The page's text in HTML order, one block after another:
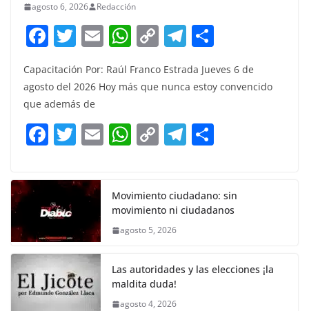
agosto 6, 2026 Redacción
F
a
c
e
b
o
k
T
itt
er
E
m
ai
W
at
A
p
C
p
Li
n
T
el
e
a
m
ar
e
Capacitación Por: Raúl Franco Estrada Jueves 6 de
agosto del 2026 Hoy más que nunca estoy convencido
que además de
F
c
e
b
o
o
k
T
itt
er
E W
s
A
p
C
y
Li
k
T
gr
a
e
Movimiento ciudadano: sin
movimiento ni ciudadanos
agosto 5, 2026
Las autoridades y las elecciones ¡la
maldita duda!
agosto 4, 2026